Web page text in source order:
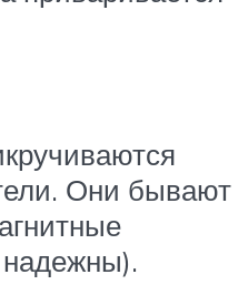
Они бывают